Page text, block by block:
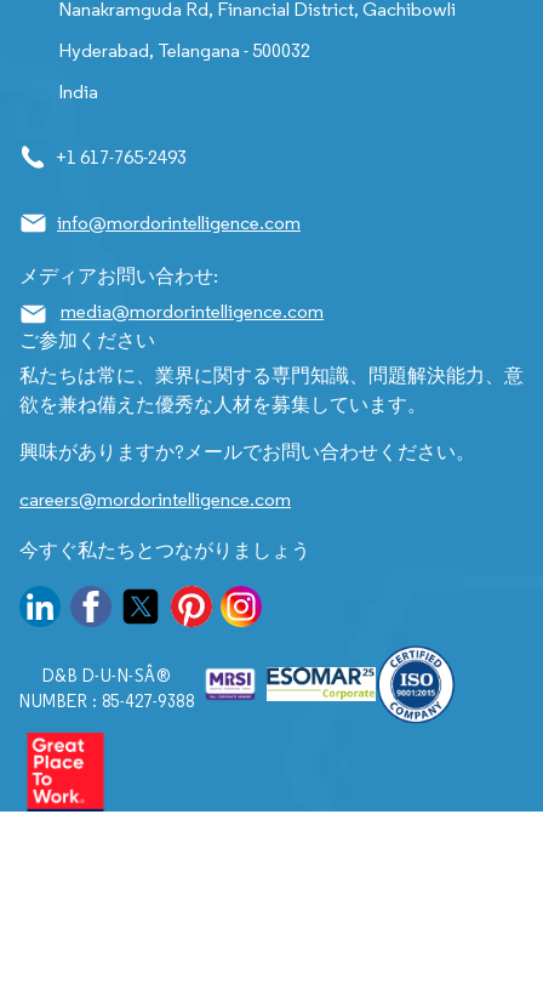
Nanakramguda Rd, Financial District, Gachibowli
Hyderabad, Telangana - 500032
India
+1 617-765-2493
info@mordorintelligence.com
メディアお問い合わせ:
media@mordorintelligence.com
ご参加ください
私たちは常に、業界に関する専門知識、問題解決能力、意
欲を兼ね備えた優秀な人材を募集しています。
興味がありますか?メールでお問い合わせください。
careers@mordorintelligence.com
今すぐ私たちとつながりましょう
D&B D-U-N-SÂ®
NUMBER : 85-427-9388